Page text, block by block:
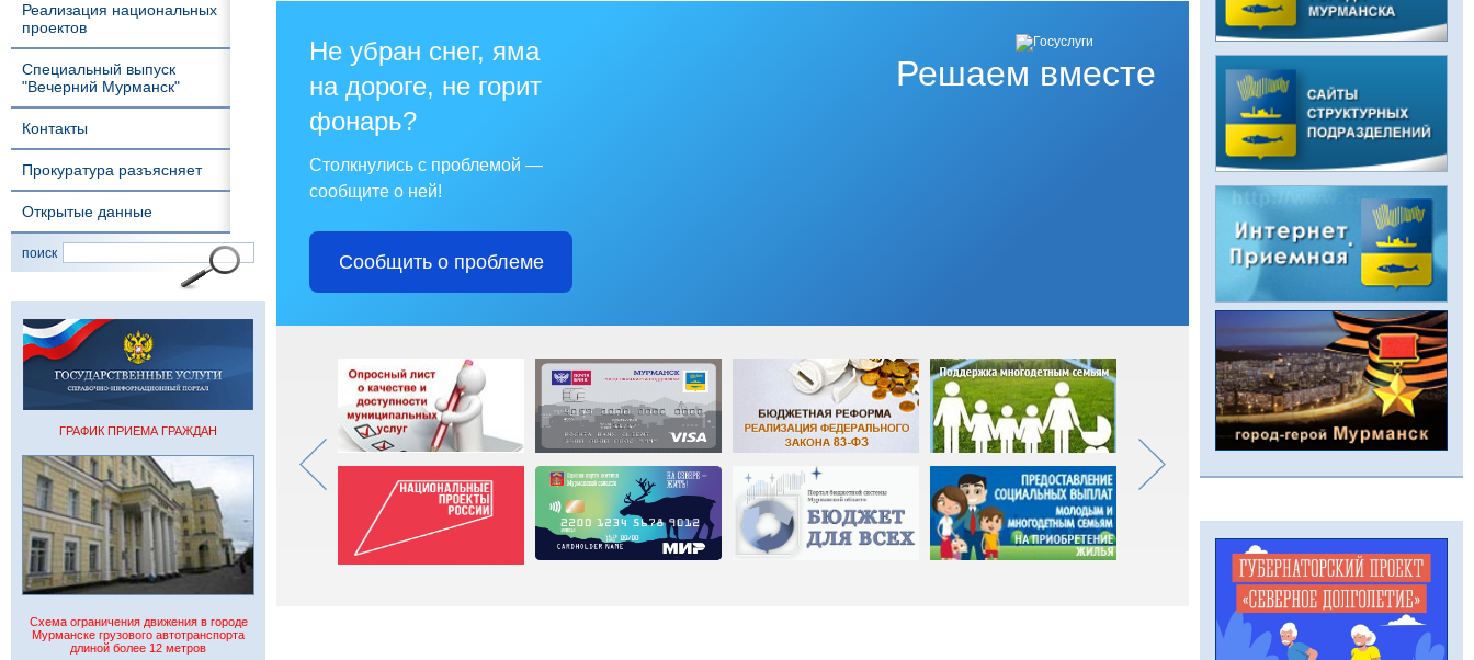
Реализация национальных
проектов
Специальный выпуск
"Вечерний Мурманск"
Контакты
Прокуратура разъясняет
Открытые данные
поиск
ГРАФИК ПРИЕМА ГРАЖДАН
Схема ограничения движения в городе
Мурманске грузового автотранспорта
длиной более 12 метров
Решаем вместе
Не убран снег, яма
на дороге, не горит
фонарь?
Столкнулись с проблемой —
сообщите о ней!
Сообщить о проблеме